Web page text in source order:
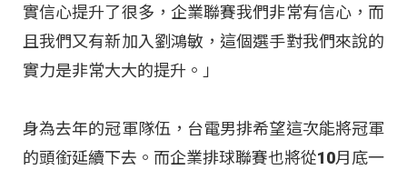
實信心提升了很多，企業聯賽我們非常有信心，而
且我們又有新加入劉鴻敏，這個選手對我們來說的
實力是非常大大的提升。」
身為去年的冠軍隊伍，台電男排希望這次能將冠軍
的頭銜延續下去。而企業排球聯賽也將從10月底一